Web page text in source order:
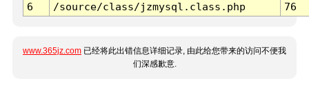
6
/source/class/jzmysql.class.php 76
www.365jz.com 已经将此出错信息详细记录, 由此给您带来的访问不便我
们深感歉意.